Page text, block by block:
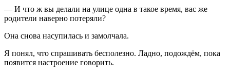
— И что ж вы делали на улице одна в такое время, вас же
родители наверно потеряли?
Она снова насупилась и замолчала.
Я понял, что спрашивать бесполезно. Ладно, подождём, пока
появится настроение говорить.